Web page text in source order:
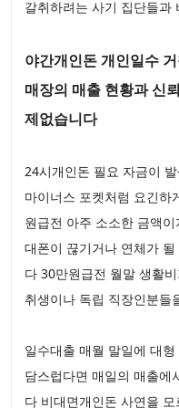
갈취하려는 사기 집단들과
야간개인돈 개인일수
매장의 매출 현황과 신
제없습니다
24시개인돈 필요 자금이
마이너스 포켓처럼 요긴하
원급전 아주 소소한 금액
대폰이 끊기거나 연체가
다 30만원급전 월말 생활
취생이나 독립 직장인분들
일수대출 매월 말일에 대
담스럽다면 매일의 매출에
다 비대면개인돈 사연을